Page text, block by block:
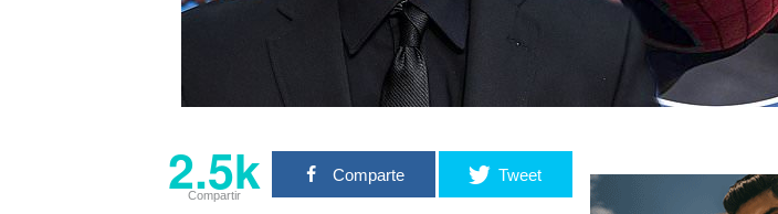
2.5k
Compartir
Comparte Tweet